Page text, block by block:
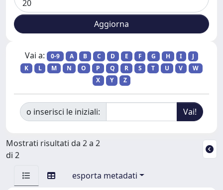
Vai a: 0-9 A B C D E F G H I
J
K
L M N O P Q R S T U V
W
X
Y Z
o inserisci le iniziali:
Mostrati risultati da 2 a 2
di 2
esporta metadati